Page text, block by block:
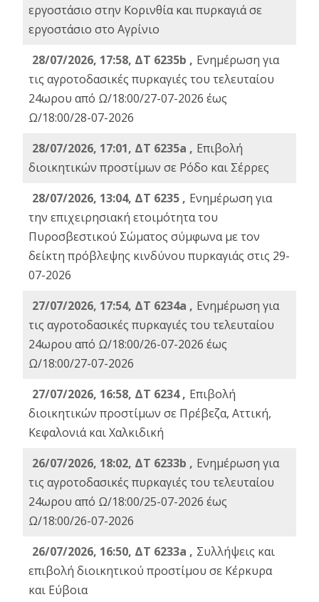
εργοστάσιο στην Κορινθία και πυρκαγιά σε
εργοστάσιο στο Αγρίνιο
28/07/2026, 17:58, ΔΤ 6235b , Ενημέρωση για
τις αγροτοδασικές πυρκαγιές του τελευταίου
24ωρου από Ω/18:00/27-07-2026 έως
Ω/18:00/28-07-2026
28/07/2026, 17:01, ΔΤ 6235a , Eπιβολή
διοικητικών προστίμων σε Ρόδο και Σέρρες
28/07/2026, 13:04, ΔΤ 6235 , Ενημέρωση για
την επιχειρησιακή ετοιμότητα του
Πυροσβεστικού Σώματος σύμφωνα με τον
δείκτη πρόβλεψης κινδύνου πυρκαγιάς στις 29-
07-2026
27/07/2026, 17:54, ΔΤ 6234a , Ενημέρωση για
τις αγροτοδασικές πυρκαγιές του τελευταίου
24ωρου από Ω/18:00/26-07-2026 έως
Ω/18:00/27-07-2026
27/07/2026, 16:58, ΔΤ 6234 , Eπιβολή
διοικητικών προστίμων σε Πρέβεζα, Αττική,
Κεφαλονιά και Χαλκιδική
26/07/2026, 18:02, ΔΤ 6233b , Ενημέρωση για
τις αγροτοδασικές πυρκαγιές του τελευταίου
24ωρου από Ω/18:00/25-07-2026 έως
Ω/18:00/26-07-2026
26/07/2026, 16:50, ΔΤ 6233a , Συλλήψεις και
επιβολή διοικητικού προστίμου σε Κέρκυρα
και Εύβοια